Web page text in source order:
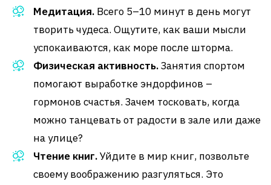
Медитация. Всего 5–10 минут в день могут
творить чудеса. Ощутите, как ваши мысли
успокаиваются, как море после шторма.
Физическая активность.Занятия спортом
помогают выработке эндорфинов –
гормонов счастья. Зачем тосковать, когда
можно танцевать от радости в зале или даже
на улице?
Чтение книг.Уйдите в мир книг, позвольте
своему воображению разгуляться. Это